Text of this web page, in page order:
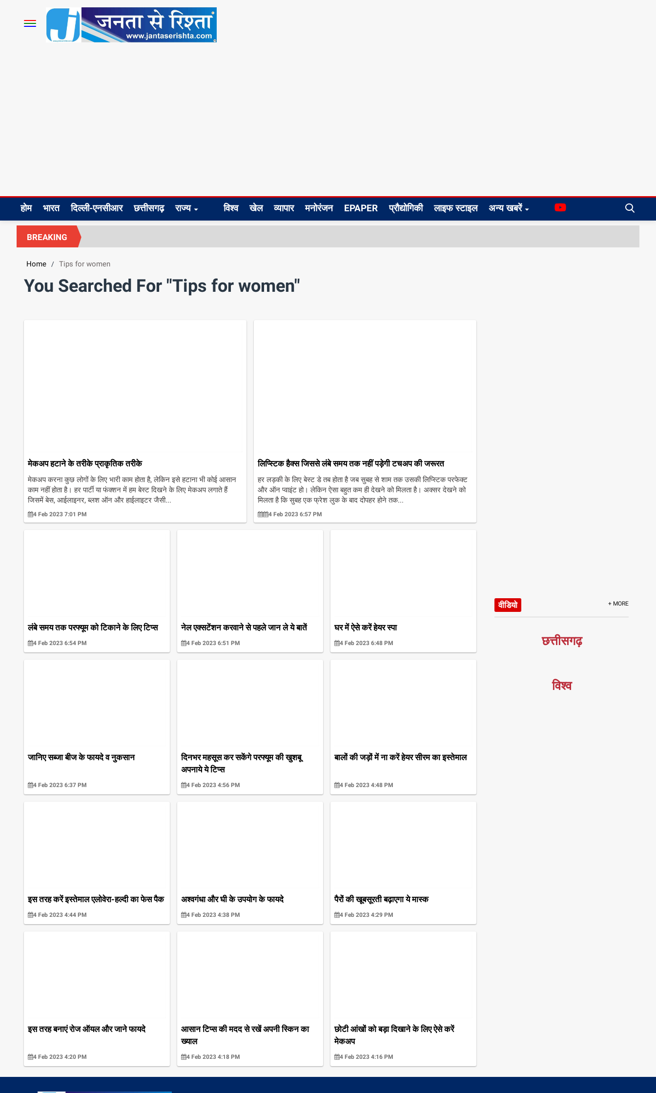
होम भारत दिल्ली-एनसीआर छत्तीसगढ़ राज्य विश्व खेल व्यापार मनोरंजन EPAPER प्रौद्योगिकी लाइफ स्टाइल अन्य खबरें
BREAKING
Home / Tips for women
You Searched For "Tips for women"
मेकअप हटाने के तरीके प्राकृतिक तरीके
मेकअप करना कुछ लोगों के लिए भारी काम होता है, लेकिन इसे हटाना भी कोई आसान
काम नहीं होता है। हर पार्टी या फंक्शन में हम बेस्ट दिखने के लिए मेकअप लगाते हैं
जिसमें बेस, आईलाइनर, ब्लश ऑन और हाईलाइटर जैसी...
4 Feb 2023 7:01 PM
लिप्स्टिक हैक्स जिससे लंबे समय तक नहीं पड़ेगी टचअप की जरूरत
हर लड़की के लिए बेस्ट डे तब होता है जब सुबह से शाम तक उसकी लिप्स्टिक परफेक्ट
और ऑन प्वाइंट हो। लेकिन ऐसा बहुत कम ही देखने को मिलता है। अक्सर देखने को
मिलता है कि सुबह एक फ्रेश लुक के बाद दोपहर होने तक...
4 Feb 2023 6:57 PM
लंबे समय तक परफ्यूम को टिकाने के लिए टिप्स
4 Feb 2023 6:54 PM
नेल एक्सटेंशन करवाने से पहले जान ले ये बातें
4 Feb 2023 6:51 PM
घर में ऐसे करें हेयर स्पा
4 Feb 2023 6:48 PM
जानिए सब्जा बीज के फायदे व नुकसान
4 Feb 2023 6:37 PM
दिनभर महसूस कर सकेंगे परफ्यूम की खुशबू
अपनाये ये टिप्स
4 Feb 2023 4:56 PM
बालों की जड़ों में ना करें हेयर सीरम का इस्तेमाल
4 Feb 2023 4:48 PM
इस तरह करें इस्तेमाल एलोवेरा-हल्दी का फेस पैक
4 Feb 2023 4:44 PM
अश्वगंधा और घी के उपयोग के फायदे
4 Feb 2023 4:38 PM
पैरों की खूबसूरती बढ़ाएगा ये मास्‍क
4 Feb 2023 4:29 PM
इस तरह बनाएं रोज ऑयल और जाने फायदे
4 Feb 2023 4:20 PM
आसान टिप्‍स की मदद से रखें अपनी स्किन का
ख्याल
4 Feb 2023 4:18 PM
छोटी आंखों को बड़ा दिखाने के लिए ऐसे करें
मेकअप
4 Feb 2023 4:16 PM
वीडियो + MORE
छत्तीसगढ़
विश्व